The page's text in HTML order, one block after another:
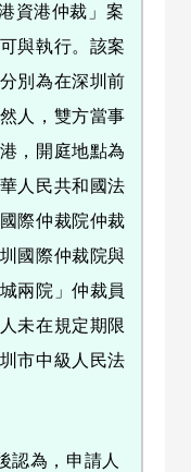
資港仲裁」案
與執行。該案
別為在深圳前
人，雙方當事
，開庭地點為
人民共和國法
際仲裁院仲裁
國際仲裁院與
兩院」仲裁員
未在規定期限
市中級人民法
為，申請人